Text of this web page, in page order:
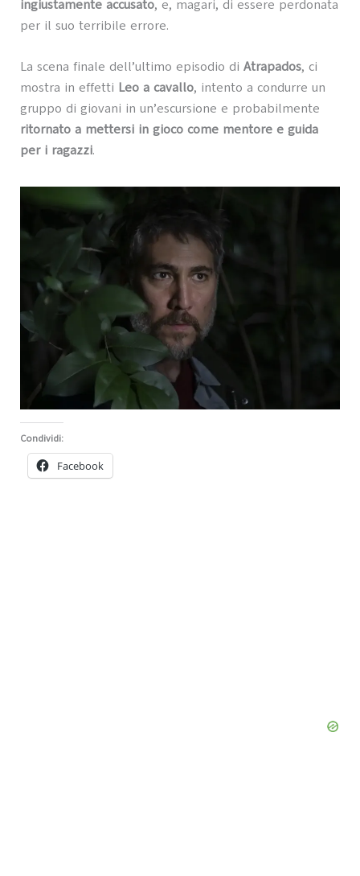
ingiustamente accusato, e, magari, di essere perdonata
per il suo terribile errore.
La scena finale dell’ultimo episodio di Atrapados, ci
mostra in effetti Leo a cavallo, intento a condurre un
gruppo di giovani in un’escursione e probabilmente
ritornato a mettersi in gioco come mentore e guida
per i ragazzi.
Condividi:
Facebook